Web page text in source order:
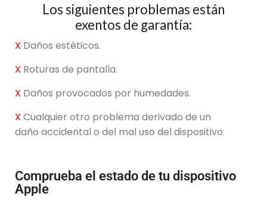
Los siguientes problemas están
exentos de garantía:
X Daños estéticos.
X Roturas de pantalla.
X Daños provocados por humedades.
X Cualquier otro problema derivado de un
daño accidental o del mal uso del dispositivo.
Comprueba el estado de tu dispositivo
Apple